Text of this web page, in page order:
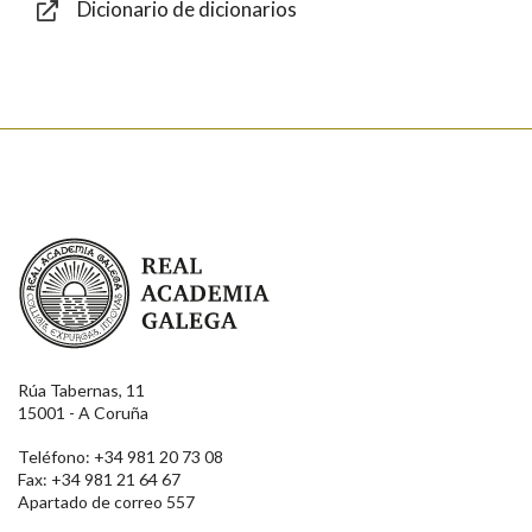
Dicionario de dicionarios
Real Academia Galega
Rúa Tabernas, 11
15001 - A Coruña
Teléfono: +34 981 20 73 08
Fax: +34 981 21 64 67
Apartado de correo 557